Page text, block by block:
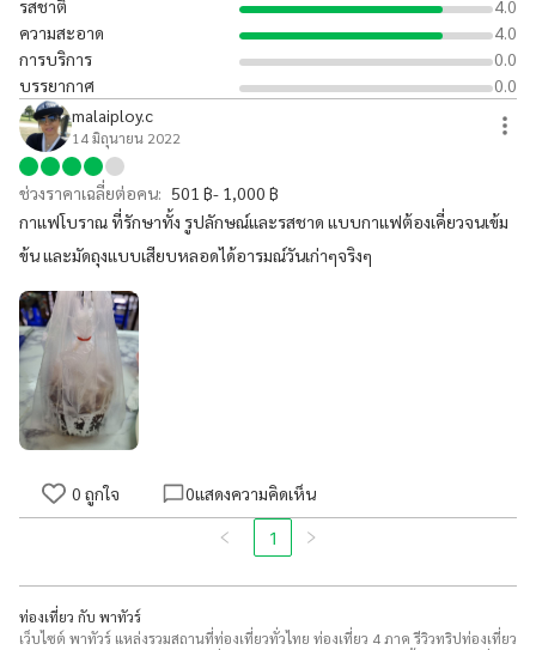
รสชาติ
4.0
ความสะอาด
4.0
การบริการ
0.0
บรรยากาศ
0.0
malaiploy.c
14 มิถุนายน 2022
ช่วงราคาเฉลี่ยต่อคน: 501 ฿- 1,000 ฿
กาแฟโบราณ ที่รักษาทั้ง รูปลักษณ์และรสชาด แบบกาแฟต้องเคี่ยวจนเข้ม
ข้น และมัดถุงแบบเสียบหลอดได้อารมณ์วันเก่าๆจริงๆ
0 ถูกใจ 0แสดงความคิดเห็น
1
ท่องเที่ยว กับ พาทัวร์
เว็บไซต์ พาทัวร์ แหล่งรวมสถานที่ท่องเที่ยวทั่วไทย ท่องเที่ยว 4 ภาค รีวิวทริปท่องเที่ยว